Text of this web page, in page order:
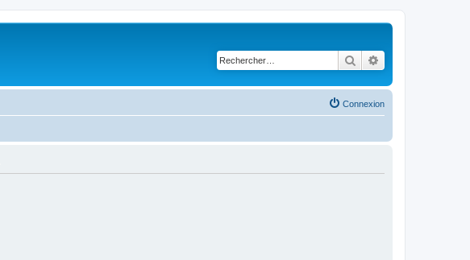
Rechercher
Connexion